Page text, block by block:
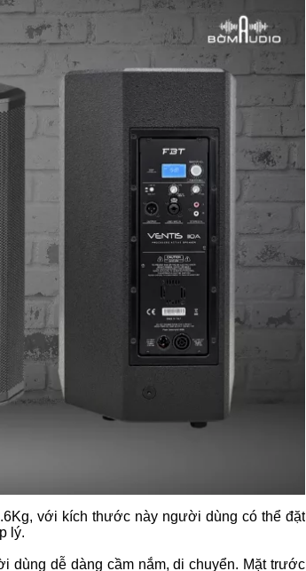
với kích thước này người dùng có thể đặt
lý.
dùng dễ dàng cầm nắm, di chuyển. Mặt trước